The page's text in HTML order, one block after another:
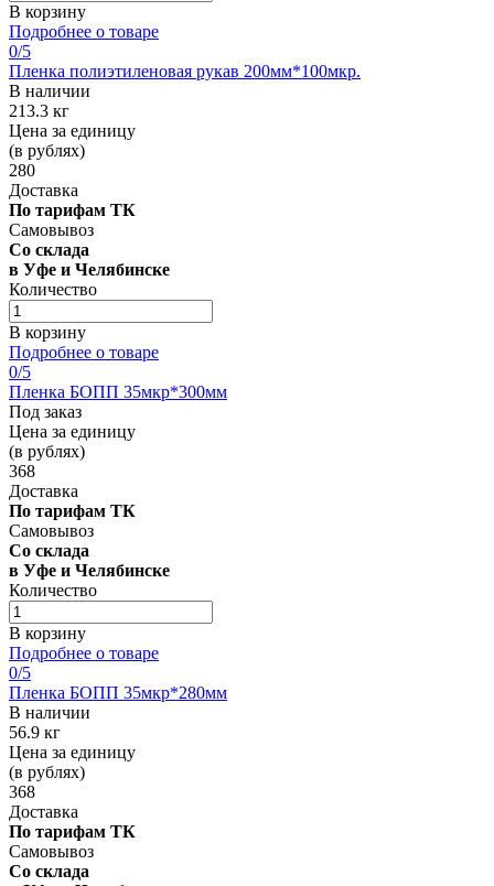
В корзину
Подробнее о товаре
0/5
Пленка полиэтиленовая рукав 200мм*100мкр.
В наличии
213.3 кг
Цена за единицу
(в рублях)
280
Доставка
По тарифам ТК
Самовывоз
Со склада
в Уфе и Челябинске
Количество
В корзину
Подробнее о товаре
0/5
Пленка БОПП 35мкр*300мм
Под заказ
Цена за единицу
(в рублях)
368
Доставка
По тарифам ТК
Самовывоз
Со склада
в Уфе и Челябинске
Количество
В корзину
Подробнее о товаре
0/5
Пленка БОПП 35мкр*280мм
В наличии
56.9 кг
Цена за единицу
(в рублях)
368
Доставка
По тарифам ТК
Самовывоз
Со склада